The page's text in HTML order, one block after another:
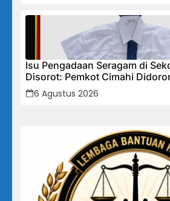
Isu Pengadaan Seragam di
Disorot: Pemkot Cimahi
Lakukan Pembinaan dan
Secara Menyeluruh
6 Agustus 2026